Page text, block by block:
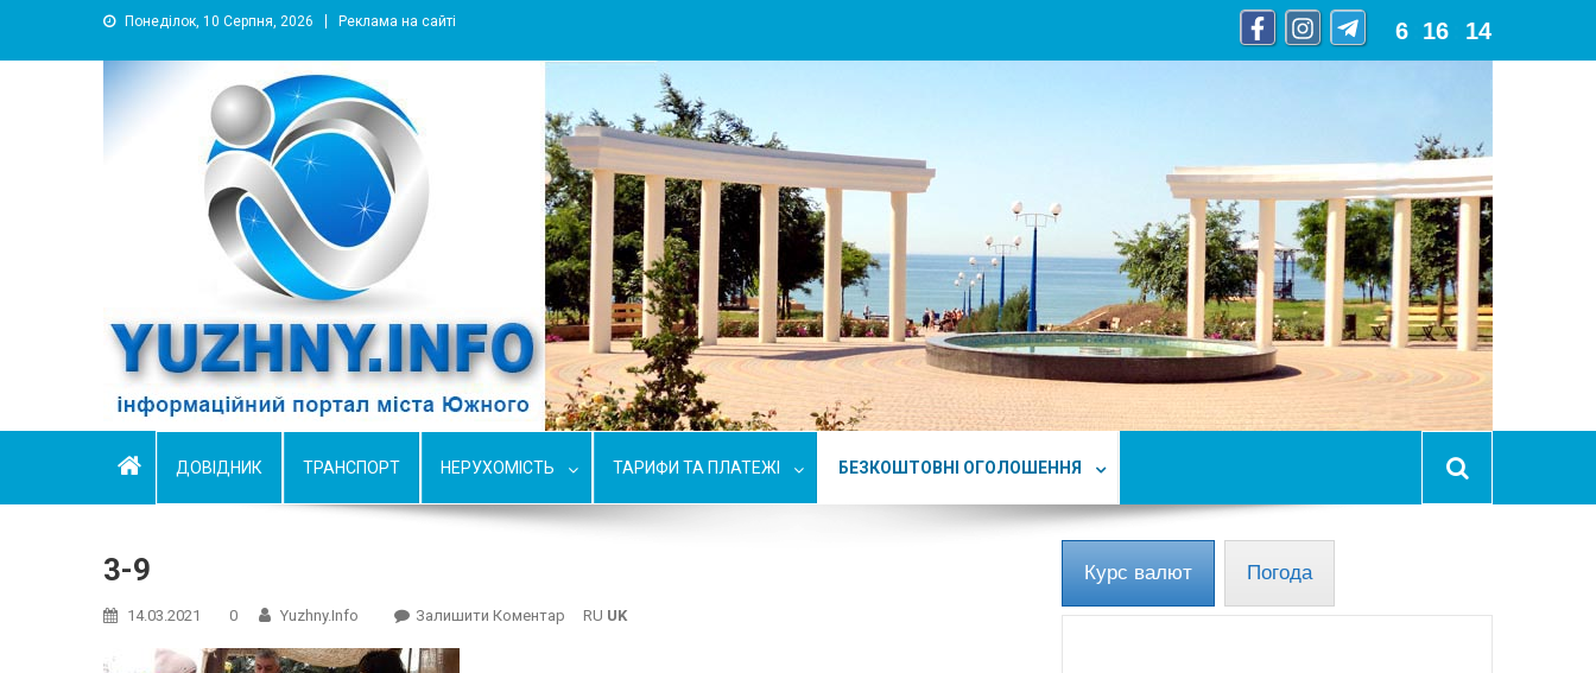
Понеділок, 10 Серпня, 2026 Реклама на сайті 6 16 15
YUZHNY.INFO
информационный портал города Южный
ДОВІДНИК ТРАНСПОРТ НЕРУХОМІСТЬ ТАРИФИ ТА ПЛАТЕЖІ БЕЗКОШТОВНІ ОГОЛОШЕННЯ
3-9
14.03.2021 0 Yuzhny.info Залишити Коментар RU UK
Курс валют Погода